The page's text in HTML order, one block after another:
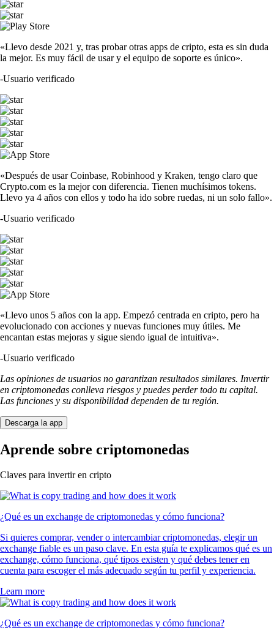
«Llevo desde 2021 y, tras probar otras apps de cripto, esta es sin duda
la mejor. Es muy fácil de usar y el equipo de soporte es único».
-Usuario verificado
«Después de usar Coinbase, Robinhood y Kraken, tengo claro que
Crypto.com es la mejor con diferencia. Tienen muchísimos tokens.
Llevo ya 4 años con ellos y todo ha ido sobre ruedas, ni un solo fallo».
-Usuario verificado
«Llevo unos 5 años con la app. Empezó centrada en cripto, pero ha
evolucionado con acciones y nuevas funciones muy útiles. Me
encantan estas mejoras y sigue siendo igual de intuitiva».
-Usuario verificado
Las opiniones de usuarios no garantizan resultados similares. Invertir
en criptomonedas conlleva riesgos y puedes perder todo tu capital.
Las funciones y su disponibilidad dependen de tu región.
Descarga la app
Aprende sobre criptomonedas
Claves para invertir en cripto
¿Qué es un exchange de criptomonedas y cómo funciona?
Si quieres comprar, vender o intercambiar criptomonedas, elegir un
exchange fiable es un paso clave. En esta guía te explicamos qué es un
exchange, cómo funciona, qué tipos existen y qué debes tener en
cuenta para escoger el más adecuado según tu perfil y experiencia.
Learn more
¿Qué es un exchange de criptomonedas y cómo funciona?